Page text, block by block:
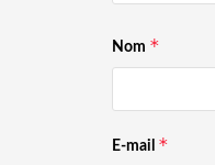
Nom *
E-mail *